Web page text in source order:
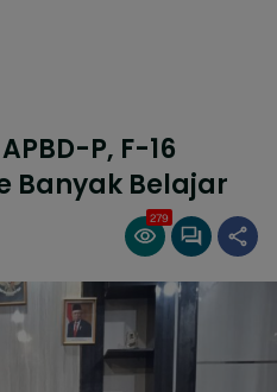
P, F-16
Banyak Belajar
279